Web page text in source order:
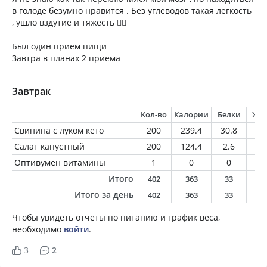
в голоде безумно нравится . Без углеводов такая легкость
, ушло вздутие и тяжесть 👍🏻
Был один прием пищи
Завтра в планах 2 приема
Завтрак
Кол-во Калории Белки
Свинина с луком кето 200 239.4 30.8
Салат капустный
200 124.4 2.6
Оптивумен витамины
1 0 0
Итого
402 363 33
Итого за день 402 363 33
Чтобы увидеть отчеты по питанию и график веса,
необходимо войти.
3
2